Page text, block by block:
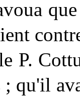
P.
; qu'il